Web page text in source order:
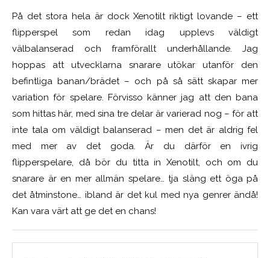
På det stora hela är dock Xenotilt riktigt lovande – ett
flipperspel som redan idag upplevs väldigt
välbalanserad och framförallt underhållande. Jag
hoppas att utvecklarna snarare utökar utanför den
befintliga banan/brädet – och på så sätt skapar mer
variation för spelare. Förvisso känner jag att den bana
som hittas här, med sina tre delar är varierad nog – för att
inte tala om väldigt balanserad – men det är aldrig fel
med mer av det goda. Är du därför en ivrig
flipperspelare, då bör du titta in Xenotilt, och om du
snarare är en mer allmän spelare… tja släng ett öga på
det åtminstone… ibland är det kul med nya genrer ändå!
Kan vara värt att ge det en chans!